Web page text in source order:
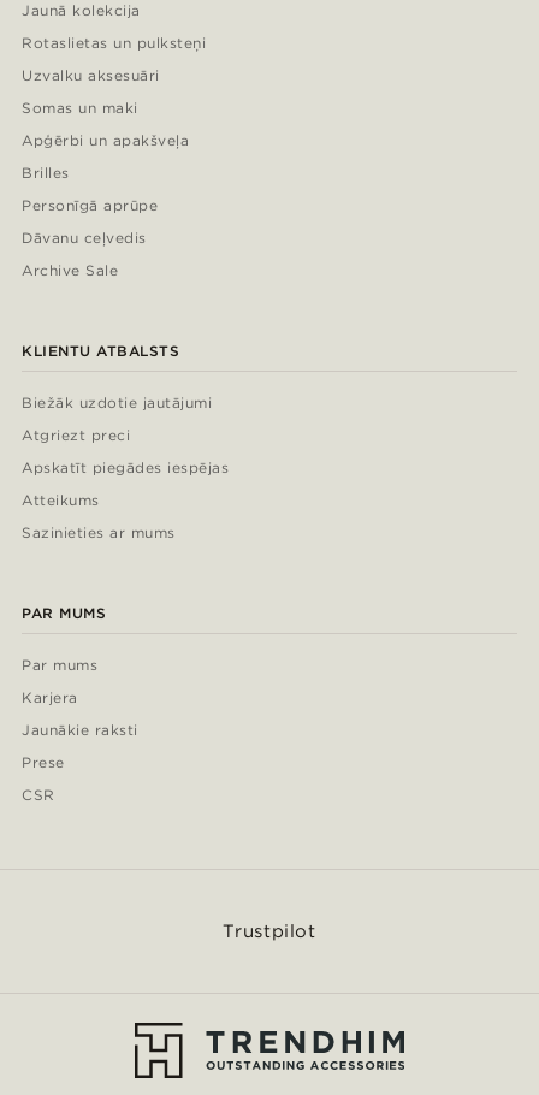
Jaunā kolekcija
Rotaslietas un pulksteņi
Uzvalku aksesuāri
Somas un maki
Apģērbi un apakšveļa
Brilles
Personīgā aprūpe
Dāvanu ceļvedis
Archive Sale
KLIENTU ATBALSTS
Biežāk uzdotie jautājumi
Atgriezt preci
Apskatīt piegādes iespējas
Atteikums
Sazinieties ar mums
PAR MUMS
Par mums
Karjera
Jaunākie raksti
Prese
CSR
Trustpilot